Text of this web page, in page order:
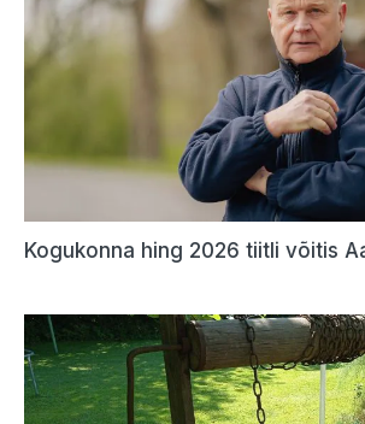
Kogukonna hing 2026 tiitli võitis